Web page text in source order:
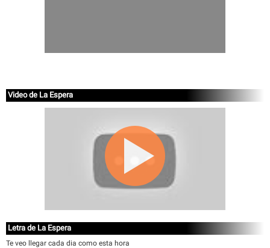
Video de La Espera
Letra de La Espera
Te veo llegar cada dia como esta hora